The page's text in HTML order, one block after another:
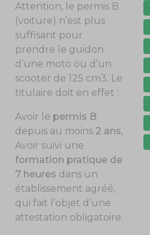
Attention, le permis B
(voiture) n’est plus
suffisant pour
prendre le guidon
d’une moto ou d’un
scooter de 125 cm3. Le
titulaire doit en effet :
Avoir le permis B
depuis au moins 2 ans,
Avoir suivi une
formation pratique de
7 heures dans un
établissement agréé,
qui fait l’objet d’une
attestation obligatoire.